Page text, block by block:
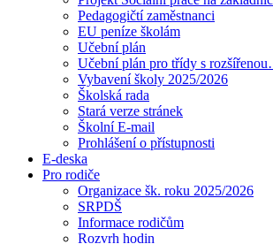
Pedagogičtí zaměstnanci
EU peníze školám
Učební plán
Učební plán pro třídy s
Vybavení školy 2025/2026
Školská rada
Stará verze stránek
Školní E-mail
Prohlášení o přístupnosti
E-deska
Pro rodiče
Organizace šk. roku 2025/2026
SRPDŠ
Informace rodičům
Rozvrh hodin